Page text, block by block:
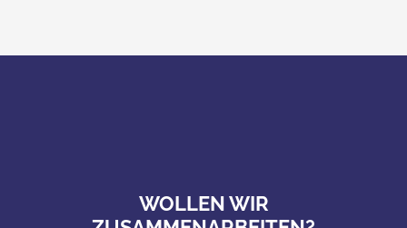
WOLLEN WIR